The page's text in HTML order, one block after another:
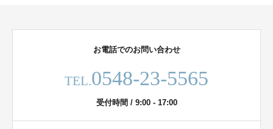
お電話でのお問い合わせ
TEL.0548-23-5565
受付時間 / 9:00 - 17:00